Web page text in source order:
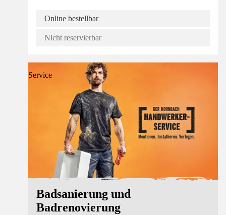
Online bestellbar
Nicht reservierbar
Service
Badsanierung und
Badrenovierung